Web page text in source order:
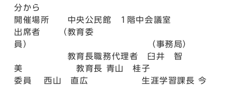
分から
開催場所 中央公民館 1階中会議室
出席者 （教育委
員） （事務局）
教育長職務代理者 臼井 智
美 教育長 青山 桂子
委員 西山 直広 生涯学習課長 今